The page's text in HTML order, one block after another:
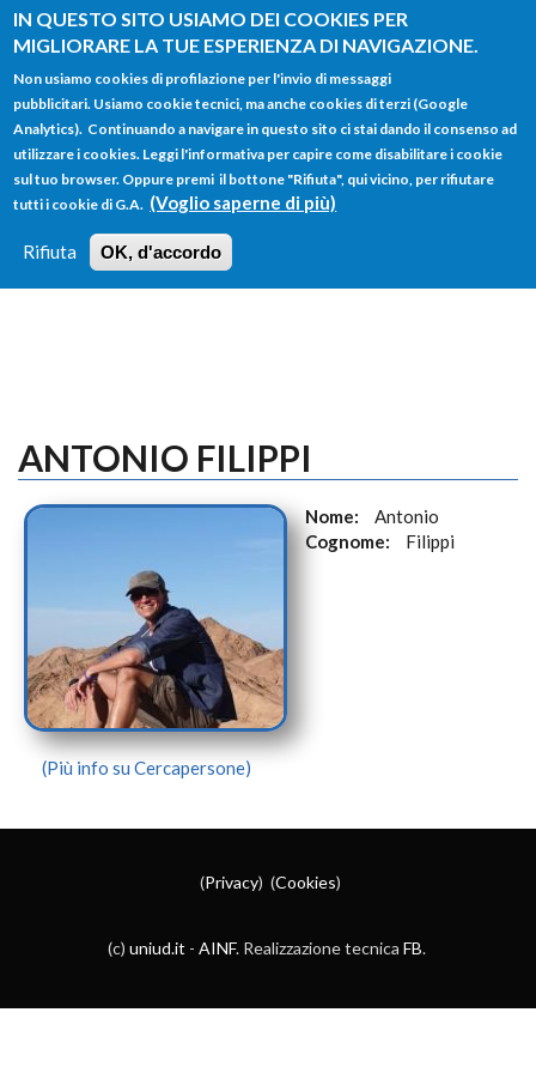
IN QUESTO SITO USIAMO DEI COOKIES PER
MIGLIORARE LA TUE ESPERIENZA DI NAVIGAZIONE.
Non usiamo cookies di profilazione per l'invio di messaggi
pubblicitari. Usiamo cookie tecnici, ma anche cookies di terzi (Google
Analytics). Continuando a navigare in questo sito ci stai dando il consenso ad
utilizzare i cookies. Leggi l'informativa per capire come disabilitare i cookie
sul tuo browser. Oppure premi il bottone "Rifiuta", qui vicino, per rifiutare
tutti i cookie di G.A. (Voglio saperne di più)
Rifiuta OK, d'accordo
Salta al contenuto principale
FORM
DI
RICERCA
Main menu
HOME TUTTI I PROFILI
LOGIN
ANTONIO FILIPPI
Nome:
Antonio
Cognome:
Filippi
(Più info su Cercapersone)
(Privacy) (Cookies)
(c) uniud.it - AINF. Realizzazione tecnica FB.